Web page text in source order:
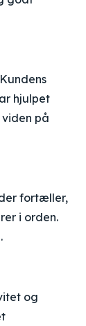
hjulpet
på
fortæller,
i orden.
og